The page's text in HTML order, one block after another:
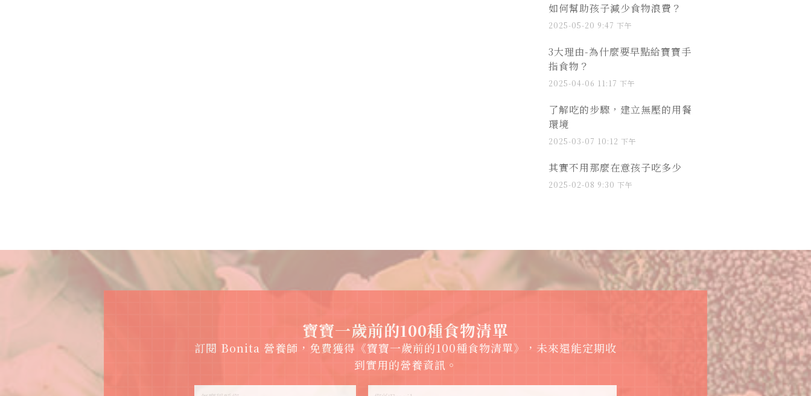
如何幫助孩子減少食物浪費？
2025-05-20 9:47 下午
3大理由-為什麼要早點給寶寶手
指食物？
2025-04-06 11:17 下午
了解吃的步驟，建立無壓的用餐
環境
2025-03-07 10:12 下午
其實不用那麼在意孩子吃多少
2025-02-08 9:30 下午
寶寶一歲前的100種食物清單
訂閱 Bonita 營養師，免費獲得《寶寶一歲前的100種食物清單》，未來還能定期收
到實用的營養資訊。